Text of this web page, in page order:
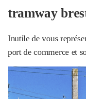
tramway
Inutile de vous
port de commerce et